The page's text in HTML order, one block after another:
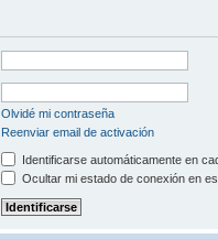
Olvidé mi contraseña
Reenviar email de activación
Identificarse automáticamente en
Ocultar mi estado de conexión en